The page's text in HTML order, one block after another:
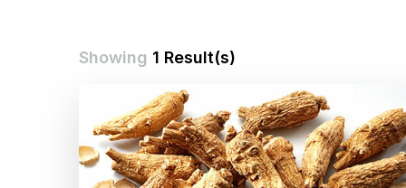
Showing 1 Result(s)